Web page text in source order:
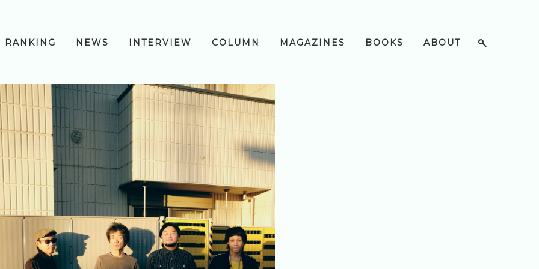
RANKING NEWS INTERVIEW COLUMN MAGAZINES BOOKS ABOUT